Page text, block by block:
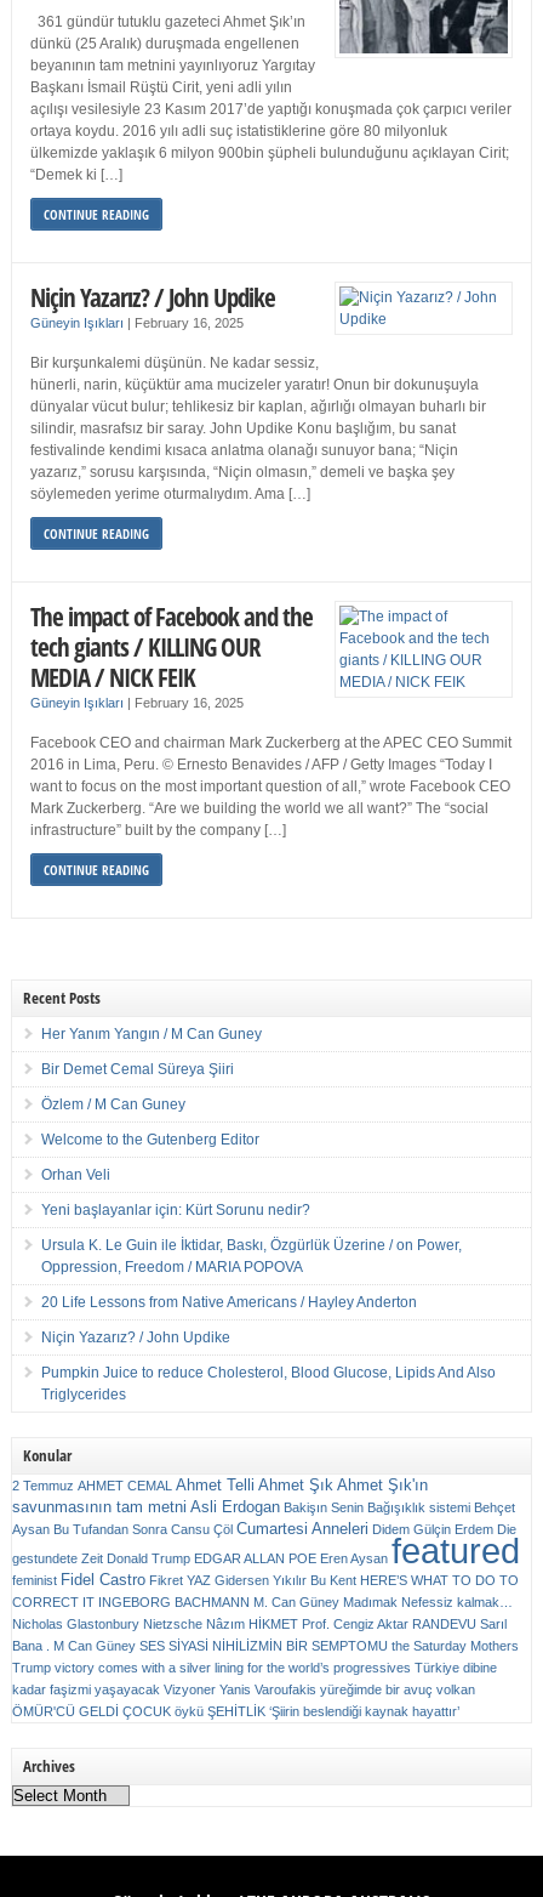
361 gündür tutuklu gazeteci Ahmet Şık’ın
dünkü (25 Aralık) duruşmada engellenen
beyanının tam metnini yayınlıyoruz Yargıtay
Başkanı İsmail Rüştü Cirit, yeni adli yılın
açılışı vesilesiyle 23 Kasım 2017’de yaptığı konuşmada çok çarpıcı veriler
ortaya koydu. 2016 yılı adli suç istatistiklerine göre 80 milyonluk
ülkemizde yaklaşık 6 milyon 900bin şüpheli bulunduğunu açıklayan Cirit;
“Demek ki […]
CONTINUE READING
Niçin Yazarız? / John Updike
Güneyin Işıkları | February 16, 2025
Bir kurşunkalemi düşünün. Ne kadar sessiz,
hünerli, narin, küçüktür ama mucizeler yaratır! Onun bir dokunuşuyla
dünyalar vücut bulur; tehlikesiz bir kaplan, ağırlığı olmayan buharlı bir
silindir, masrafsız bir saray. John Updike Konu başlığım, bu sanat
festivalinde kendimi kısaca anlatma olanağı sunuyor bana; “Niçin
yazarız,” sorusu karşısında, “Niçin olmasın,” demeli ve başka şey
söylemeden yerime oturmalıydım. Ama […]
CONTINUE READING
The impact of Facebook and the
tech giants / KILLING OUR
MEDIA / NICK FEIK
Güneyin Işıkları | February 16, 2025
Facebook CEO and chairman Mark Zuckerberg at the APEC CEO Summit
2016 in Lima, Peru. © Ernesto Benavides / AFP / Getty Images “Today I
want to focus on the most important question of all,” wrote Facebook CEO
Mark Zuckerberg. “Are we building the world we all want?” The “social
infrastructure” built by the company […]
CONTINUE READING
Recent Posts
Her Yanım Yangın / M Can Guney
Bir Demet Cemal Süreya Şiiri
Özlem / M Can Guney
Welcome to the Gutenberg Editor
Orhan Veli
Yeni başlayanlar için: Kürt Sorunu nedir?
Ursula K. Le Guin ile İktidar, Baskı, Özgürlük Üzerine / on Power,
Oppression, Freedom / MARIA POPOVA
20 Life Lessons from Native Americans / Hayley Anderton
Niçin Yazarız? / John Updike
Pumpkin Juice to reduce Cholesterol, Blood Glucose, Lipids And Also
Triglycerides
Konular
2 Temmuz AHMET CEMAL Ahmet Telli Ahmet Şık Ahmet Şık'ın
savunmasının tam metni Asli Erdogan Bakişın Senin Bağışıklık sistemi Behçet
Aysan Bu Tufandan Sonra Cansu Çöl Cumartesi Anneleri Didem Gülçin Erdem Die
gestundete Zeit Donald Trump EDGAR ALLAN POE Eren Aysan featured
feminist Fidel Castro Fikret YAZ Gidersen Yıkılır Bu Kent HERE’S WHAT TO DO TO
CORRECT IT INGEBORG BACHMANN M. Can Güney Madımak Nefessiz kalmak…
Nicholas Glastonbury Nietzsche Nâzım HİKMET Prof. Cengiz Aktar RANDEVU Sarıl
Bana . M Can Güney SES SİYASİ NİHİLİZMİN BİR SEMPTOMU the Saturday Mothers
Trump victory comes with a silver lining for the world’s progressives Türkiye dibine
kadar faşizmi yaşayacak Vizyoner Yanis Varoufakis yüreğimde bir avuç volkan
ÖMÜR'CÜ GELDİ ÇOCUK öykü ŞEHİTLİK ‘Şiirin beslendiği kaynak hayattır’
Archives
Archives